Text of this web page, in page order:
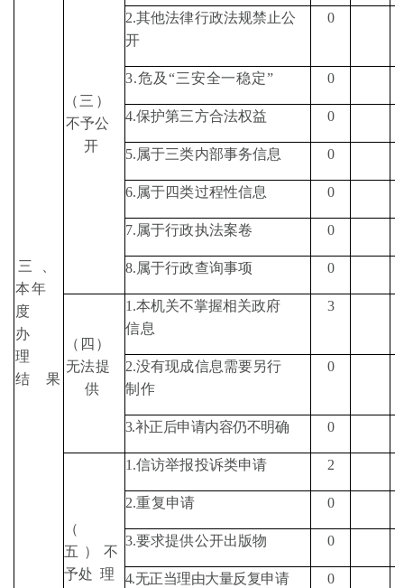
三
本年
度
办
理
结
果
（ 三 ）
不予公
开
2.其他法律行政法规禁止公
开
0
3.危及 “三安全一稳定” 0
4.保护第三方合法权益 0
5.属于三类内部事务信息 0
6.属于四类过程性信息 0
7.属于行政执法案卷 0
8.属于行政查询事项 0
（ 四 ）
无法提
供
1.本机关不掌握相关政府
信息
3
2.没有现成信息需要另行
制作
0
3.补正后申请内容仍不明确 0
（
五 ）
不
予处 理
1.信访举报投诉类申请 2
2.重复申请 0
3.要求提供公开出版物 0
4.无正当理由大量反复申请 0